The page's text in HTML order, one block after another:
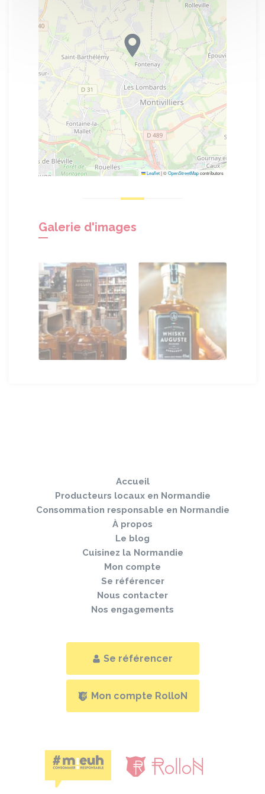
Leaflet|©OpenStreetMapcontributors
Galerie d'images
Accueil
Producteurs locaux en Normandie
Consommation responsable en Normandie
À propos
Le blog
Cuisinez la Normandie
Mon compte
Se référencer
Nous contacter
Nos engagements
Se référencer
Mon compte RolloN